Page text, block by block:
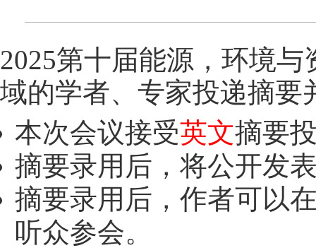
2025第十届能源，环境
域的学者、专家投递摘要
本次会议接受英文摘要
摘要录用后，将公开发
摘要录用后，作者可以
听众参会。